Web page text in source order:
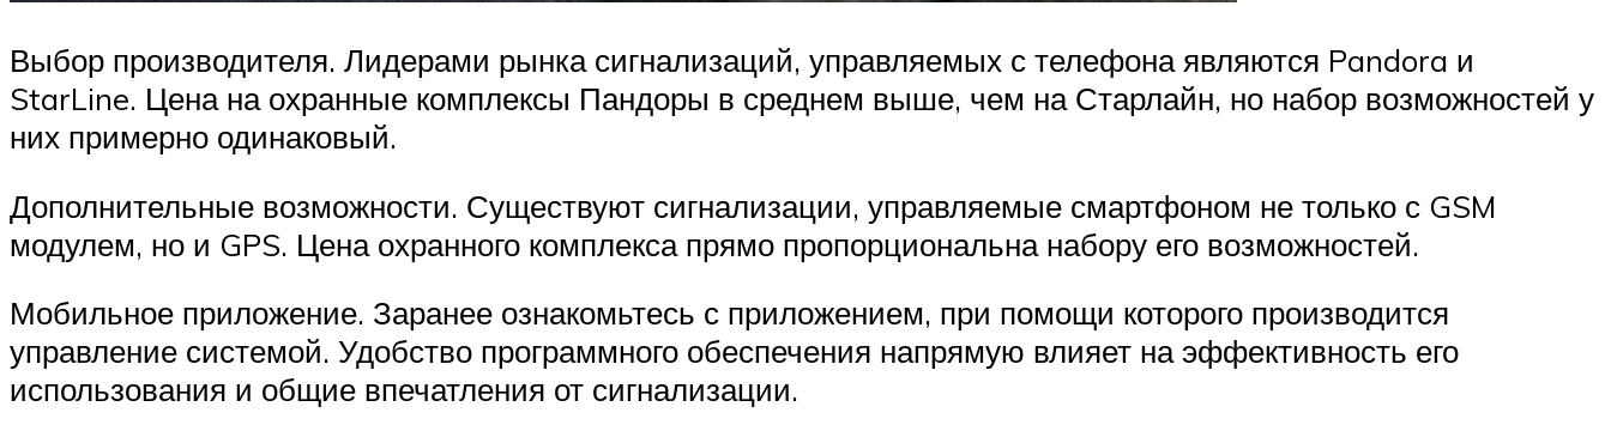
Выбор производителя. Лидерами рынка сигнализаций, управляемых с телефона являются Pandora и
StarLine. Цена на охранные комплексы Пандоры в среднем выше, чем на Старлайн, но набор возможностей у
них примерно одинаковый.
Дополнительные возможности. Существуют сигнализации, управляемые смартфоном не только с GSM
модулем, но и GPS. Цена охранного комплекса прямо пропорциональна набору его возможностей.
Мобильное приложение. Заранее ознакомьтесь с приложением, при помощи которого производится
управление системой. Удобство программного обеспечения напрямую влияет на эффективность его
использования и общие впечатления от сигнализации.